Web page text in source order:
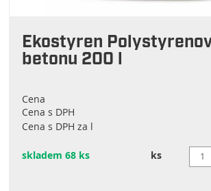
Ekostyren
betonu 200 l
Cena
Cena s DPH
Cena s DPH za l
skladem 68 ks ks